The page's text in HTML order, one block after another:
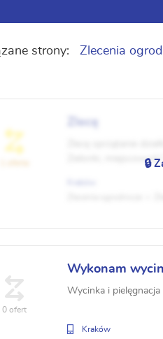
strony: Zlecenia
Zlecę
Zielonki,
🔒
Wykonam
Wycinka i
Kraków
0 ofert